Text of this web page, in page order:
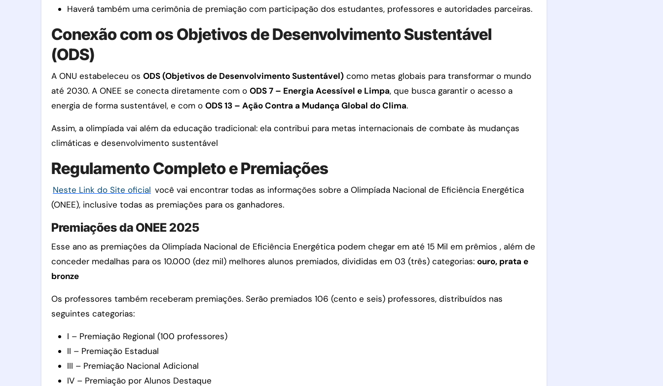
Haverá também uma cerimônia de premiação com participação dos estudantes, professores e autoridades parceiras.
Conexão com os Objetivos de Desenvolvimento Sustentável
(ODS)
A ONU estabeleceu os ODS (Objetivos de Desenvolvimento Sustentável) como metas globais para transformar o mundo
até 2030. A ONEE se conecta diretamente com o ODS 7 – Energia Acessível e Limpa, que busca garantir o acesso a
energia de forma sustentável, e com o ODS 13 – Ação Contra a Mudança Global do Clima.
Assim, a olimpíada vai além da educação tradicional: ela contribui para metas internacionais de combate às mudanças
climáticas e desenvolvimento sustentável
Regulamento Completo e Premiações
Neste Link do Site oficial você vai encontrar todas as informações sobre a Olimpíada Nacional de Eficiência Energética
(ONEE), inclusive todas as premiações para os ganhadores.
Premiações da ONEE 2025
Esse ano as premiações da Olimpíada Nacional de Eficiência Energética podem chegar em até 15 Mil em prêmios , além de
conceder medalhas para os 10.000 (dez mil) melhores alunos premiados, divididas em 03 (três) categorias: ouro, prata e
bronze
Os professores também receberam premiações. Serão premiados 106 (cento e seis) professores, distribuídos nas
seguintes categorias:
I – Premiação Regional (100 professores)
II – Premiação Estadual
III – Premiação Nacional Adicional
IV – Premiação por Alunos Destaque